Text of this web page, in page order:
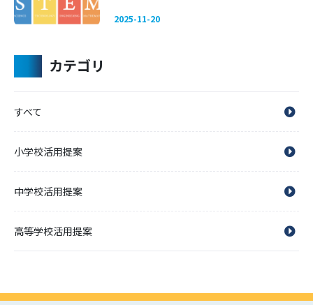
2025-11-20
カテゴリ
すべて
小学校活用提案
中学校活用提案
高等学校活用提案